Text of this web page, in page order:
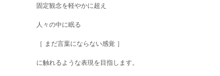
固定観念を軽やかに超え
人々の中に眠る
［ まだ言葉にならない感覚 ］
に触れるような表現を目指します。